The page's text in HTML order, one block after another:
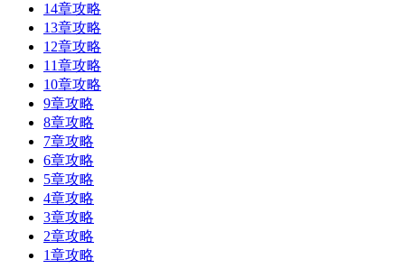
14章攻略
13章攻略
12章攻略
11章攻略
10章攻略
9章攻略
8章攻略
7章攻略
6章攻略
5章攻略
4章攻略
3章攻略
2章攻略
1章攻略